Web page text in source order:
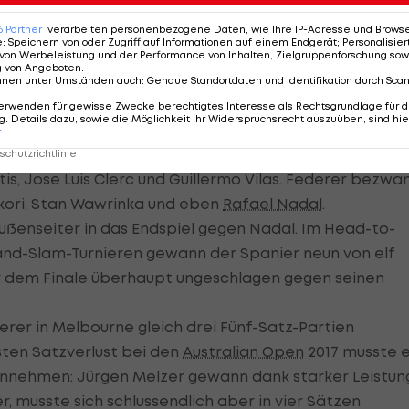
Tennis-
Rivalitäten
Tennis
Top-10-Spieler aus dem Weg räumen. Dieses
1982 bei denFrench Openzu verrichten. Der
Jose Luis Clerc und Guillermo Vilas. Federer
Stan Wawrinka und eben Rafael Nadal.
in das Endspiel gegen Nadal. Im Head-to-
Slam-Turnieren gewann der Spanier neun von elf
Finale überhaupt ungeschlagen gegen seinen
in Melbourne gleich drei Fünf-Satz-Partien
Satzverlust bei den Australian Open 2017 musste
Jürgen Melzer gewann dank starker
musste sich schlussendlich aber in vier Sätzen
Partner verarbeiten personenbezogene Daten, wie Ihre IP-Adresse und
: Speichern von oder Zugriff auf Informationen auf einem Endgerät;
Werbeleistung und der Performance von Inhalten, Zielgruppenforschung
von Angeboten.
unter Umständen auch: Genaue Standortdaten und Identifikation durch
für gewisse Zwecke berechtigtes Interesse als Rechtsgrundlage für
Details dazu, sowie die Möglichkeit Ihr Widerspruchsrecht auszuüben, sind